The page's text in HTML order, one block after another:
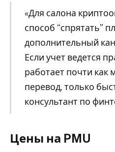
«Для салона
способ “спрятать”
дополнительный
Если учет ведется
работает почти как
перевод, только
консультант по
Цены на PMU